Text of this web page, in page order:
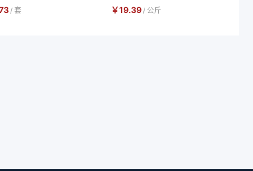
/ 套 ￥19.39/ 公斤